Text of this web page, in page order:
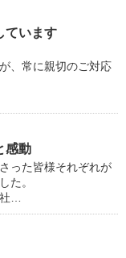
ています
、常に親切のご対応
感動
った皆様それぞれが
た。
…